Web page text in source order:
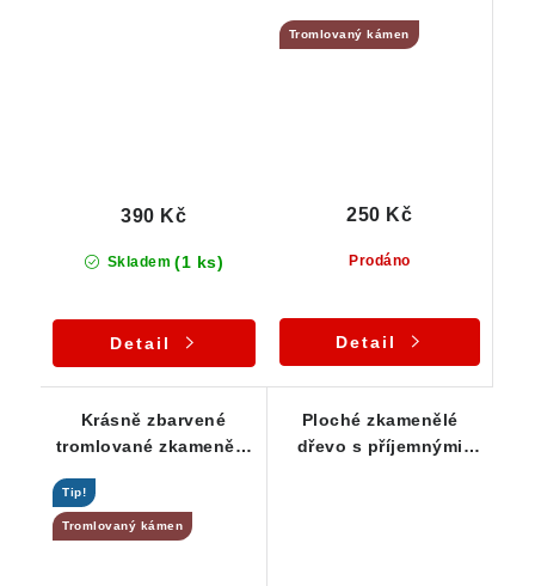
Skladem (1 ks)
390 Kč
Detail
Tromlovaný kámen
Prodáno
250 Kč
Detail
Krásně zbarvené
tromlované zkamenělé
Tip!
Tromlovaný kámen
Ploché zkamenělé
dřevo s příjemnými